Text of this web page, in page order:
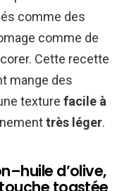
comme des
comme de
Cette recette
mange des
texture facile à
très léger.
d’olive,
toastée